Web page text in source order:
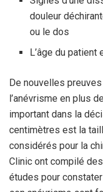
douleur
ou le dos
L’âge du
De nouvelles
l’anévrisme en plus
important dans la
centimètres est la
considérés pour la
Clinic ont compilé
études pour